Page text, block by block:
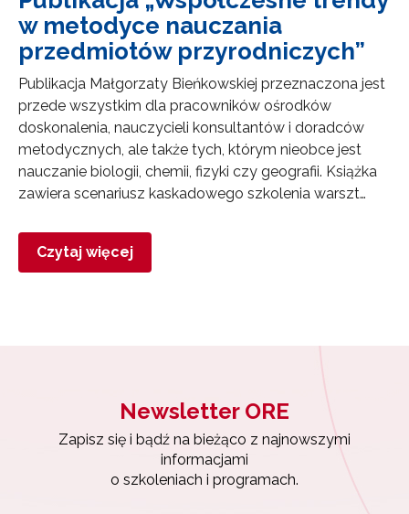
w metodyce nauczania
przedmiotów przyrodniczych”
Publikacja Małgorzaty Bieńkowskiej przeznaczona jest
przede wszystkim dla pracowników ośrodków
doskonalenia, nauczycieli konsultantów i doradców
metodycznych, ale także tych, którym nieobce jest
nauczanie biologii, chemii, fizyki czy geografii. Książka
zawiera scenariusz kaskadowego szkolenia warszt…
Czytaj więcej
Newsletter ORE
Zapisz się i bądź na bieżąco z najnowszymi
informacjami
o szkoleniach i programach.